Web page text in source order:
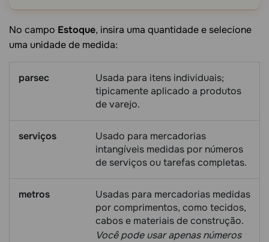
No campo Estoque, insira uma quantidade e selecione
uma unidade de medida:
parsec
Usada para itens individuais;
tipicamente aplicado a produtos
de varejo.
serviços
Usado para mercadorias
intangíveis medidas por números
de serviços ou tarefas completas.
metros
Usadas para mercadorias medidas
por comprimentos, como tecidos,
cabos e materiais de construção.
Você pode usar apenas números